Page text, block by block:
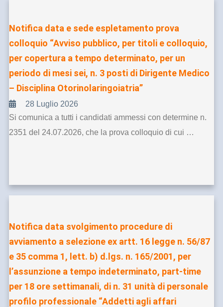
Notifica data e sede espletamento prova
colloquio “Avviso pubblico, per titoli e colloquio,
per copertura a tempo determinato, per un
periodo di mesi sei, n. 3 posti di Dirigente Medico
– Disciplina Otorinolaringoiatria”
28 Luglio 2026
Si comunica a tutti i candidati ammessi con determine n.
2351 del 24.07.2026, che la prova colloquio di cui …
Notifica data svolgimento procedure di
avviamento a selezione ex artt. 16 legge n. 56/87
e 35 comma 1, lett. b) d.lgs. n. 165/2001, per
l’assunzione a tempo indeterminato, part-time
per 18 ore settimanali, di n. 31 unità di personale
profilo professionale “Addetti agli affari